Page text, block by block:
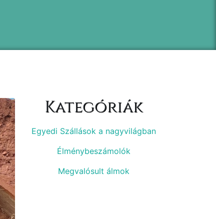
Kategóriák
Egyedi Szállások a nagyvilágban
Élménybeszámolók
Megvalósult álmok